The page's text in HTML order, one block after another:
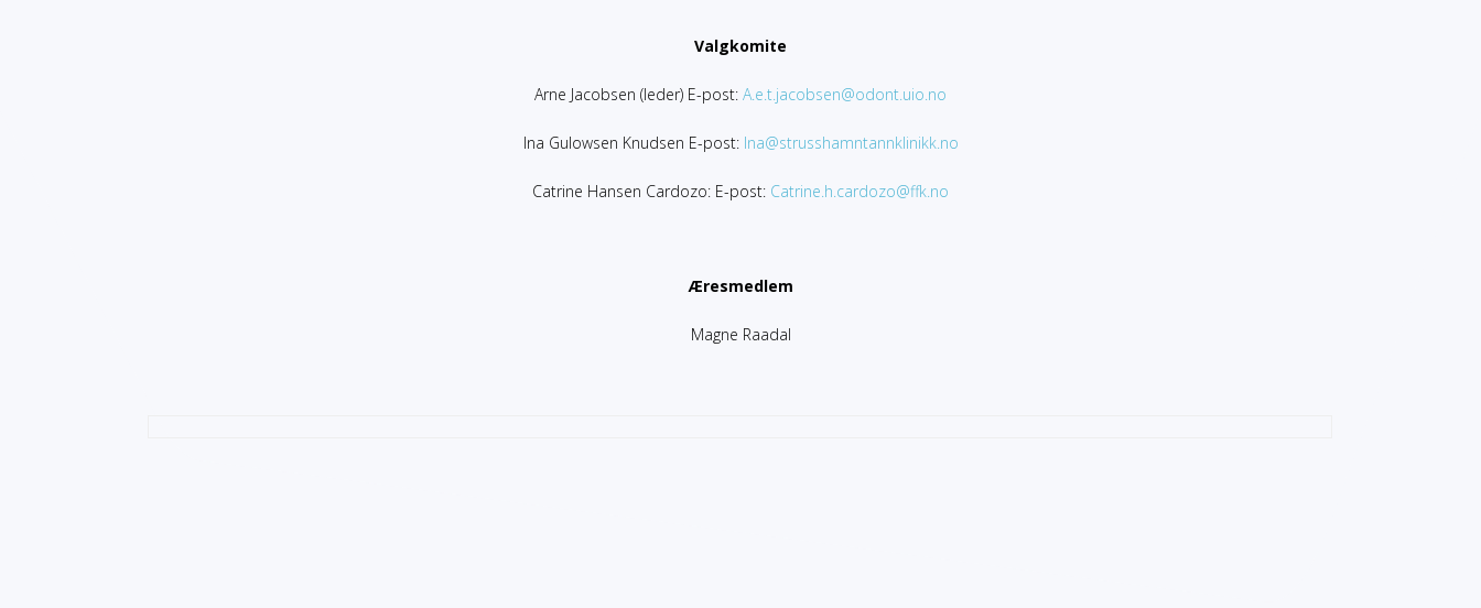
Valgkomite
Arne Jacobsen (leder) E-post: A.e.t.jacobsen@odont.uio.no
Ina Gulowsen Knudsen E-post: Ina@strusshamntannklinikk.no
Catrine Hansen Cardozo: E-post: Catrine.h.cardozo@ffk.no
Æresmedlem
Magne Raadal